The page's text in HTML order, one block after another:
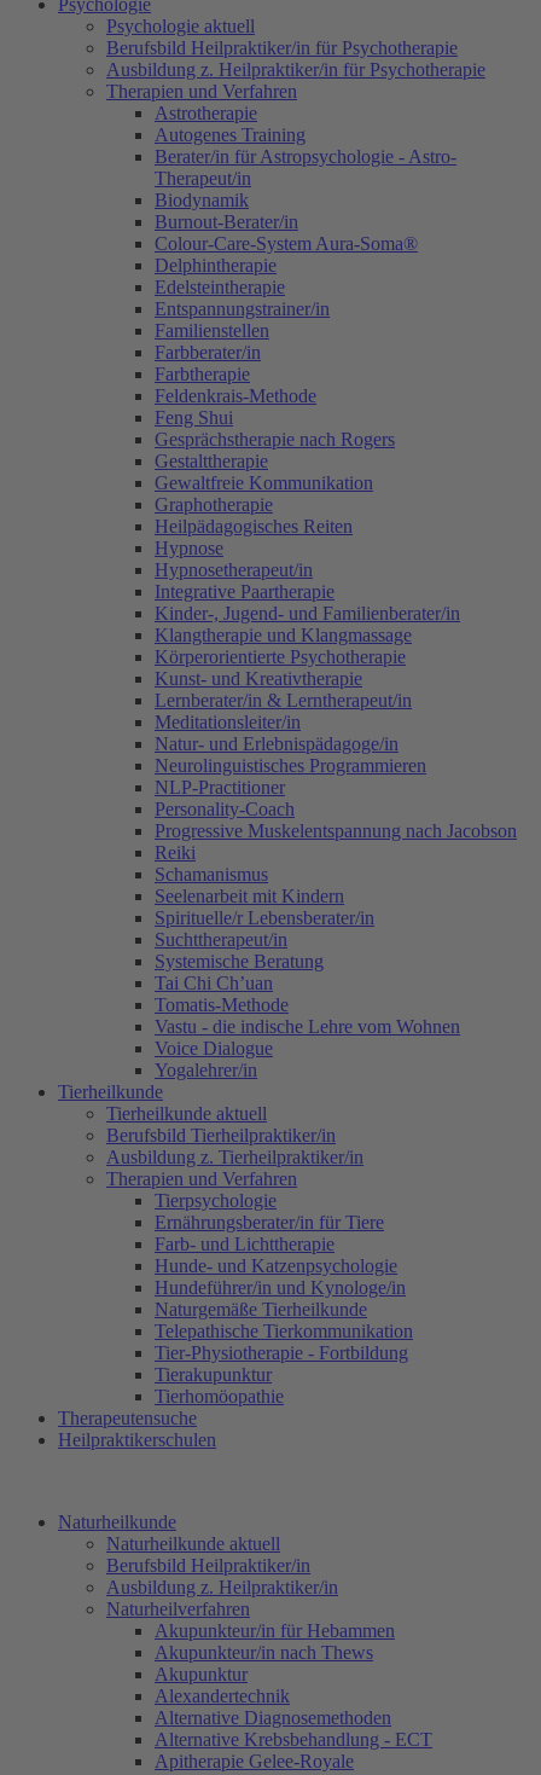
Psychologie
Psychologie aktuell
Berufsbild Heilpraktiker/in für Psychotherapie
Ausbildung z. Heilpraktiker/in für Psychotherapie
Therapien und Verfahren
Astrotherapie
Autogenes Training
Berater/in für Astropsychologie - Astro-
Therapeut/in
Biodynamik
Burnout-Berater/in
Colour-Care-System Aura-Soma®
Delphintherapie
Edelsteintherapie
Entspannungstrainer/in
Familienstellen
Farbberater/in
Farbtherapie
Feldenkrais-Methode
Feng Shui
Gesprächstherapie nach Rogers
Gestalttherapie
Gewaltfreie Kommunikation
Graphotherapie
Heilpädagogisches Reiten
Hypnose
Hypnosetherapeut/in
Integrative Paartherapie
Kinder-, Jugend- und Familienberater/in
Klangtherapie und Klangmassage
Körperorientierte Psychotherapie
Kunst- und Kreativtherapie
Lernberater/in & Lerntherapeut/in
Meditationsleiter/in
Natur- und Erlebnispädagoge/in
Neurolinguistisches Programmieren
NLP-Practitioner
Personality-Coach
Progressive Muskelentspannung nach Jacobson
Reiki
Schamanismus
Seelenarbeit mit Kindern
Spirituelle/r Lebensberater/in
Suchttherapeut/in
Systemische Beratung
Tai Chi Ch’uan
Tomatis-Methode
Vastu - die indische Lehre vom Wohnen
Voice Dialogue
Yogalehrer/in
Tierheilkunde
Tierheilkunde aktuell
Berufsbild Tierheilpraktiker/in
Ausbildung z. Tierheilpraktiker/in
Therapien und Verfahren
Tierpsychologie
Ernährungsberater/in für Tiere
Farb- und Lichttherapie
Hunde- und Katzenpsychologie
Hundeführer/in und Kynologe/in
Naturgemäße Tierheilkunde
Telepathische Tierkommunikation
Tier-Physiotherapie - Fortbildung
Tierakupunktur
Tierhomöopathie
Therapeutensuche
Heilpraktikerschulen
Naturheilkunde
Naturheilkunde aktuell
Berufsbild Heilpraktiker/in
Ausbildung z. Heilpraktiker/in
Naturheilverfahren
Akupunkteur/in für Hebammen
Akupunkteur/in nach Thews
Akupunktur
Alexandertechnik
Alternative Diagnosemethoden
Alternative Krebsbehandlung - ECT
Apitherapie Gelee-Royale